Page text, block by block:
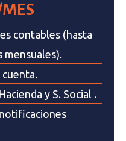
contables (hasta
mensuales).
y S. Social .